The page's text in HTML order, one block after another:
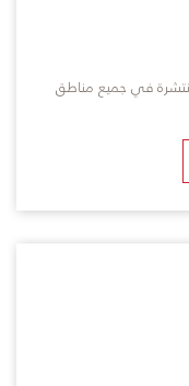
في جميع مناطق